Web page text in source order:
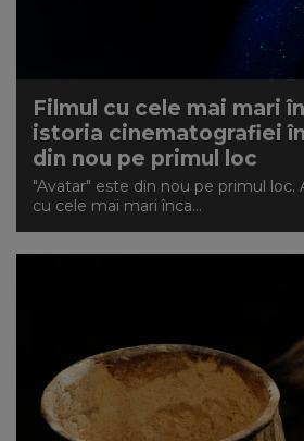
Filmul cu cele mai mari
istoria cinematografiei
din nou pe primul loc
"Avatar" este din nou pe primul
cu cele mai mari înca...